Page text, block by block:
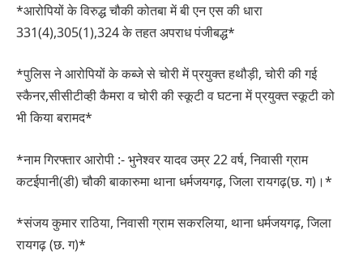
*आरोपियों के विरुद्ध चौकी कोतबा में बी एन एस की धारा
331(4),305(1),324 के तहत अपराध पंजीबद्ध*
*पुलिस ने आरोपियों के कब्जे से चोरी में प्रयुक्त हथौड़ी, चोरी की गई
स्कैनर,सीसीटीव्ही कैमरा व चोरी की स्कूटी व घटना में प्रयुक्त स्कूटी को
भी किया बरामद*
*नाम गिरफ्तार आरोपी :- भुनेश्वर यादव उम्र 22 वर्ष, निवासी ग्राम
कटईपानी(डी) चौकी बाकारुमा थाना धर्मजयगढ़, जिला रायगढ़(छ. ग)।*
*संजय कुमार राठिया, निवासी ग्राम सकरलिया, थाना धर्मजयगढ़, जिला
रायगढ़ (छ. ग)*